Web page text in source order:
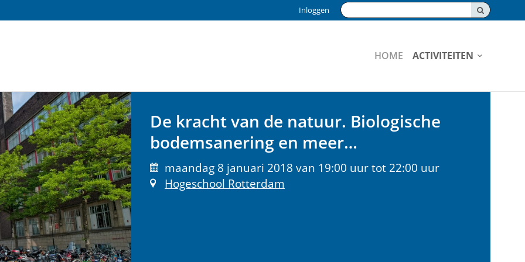
Zoeken:
Inloggen
HOME ACTIVITEITEN
De kracht van de natuur. Biologische
bodemsanering en meer…
maandag 8 januari 2018 van 19:00 uur tot 22:00 uur
Hogeschool Rotterdam